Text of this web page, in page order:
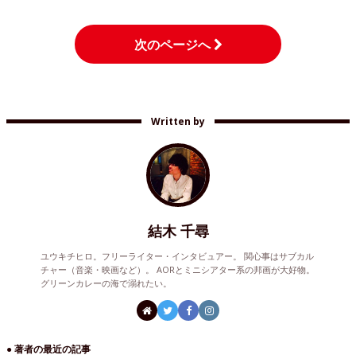
次のページへ
Written by
結木 千尋
ユウキチヒロ。フリーライター・インタビュアー。 関心事はサブカル
チャー（音楽・映画など）。 AORとミニシアター系の邦画が大好物。
グリーンカレーの海で溺れたい。
● 著者の最近の記事